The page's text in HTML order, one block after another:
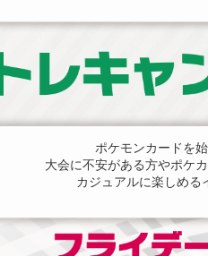
ポケモンカードを
大会に不安がある方やポケ
カジュアルに楽しめる